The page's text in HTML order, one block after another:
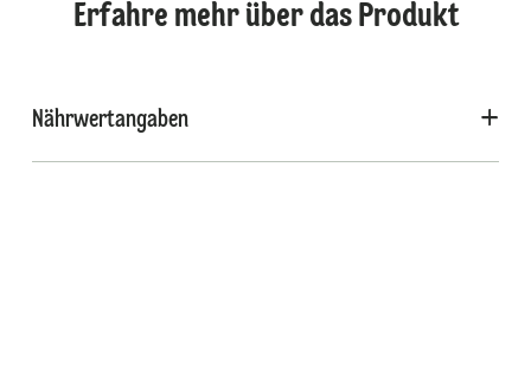
Erfahre mehr über das Produkt
Nährwertangaben